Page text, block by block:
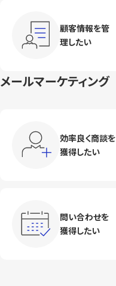
顧客情報を管
理したい
メールマーケティング
効率良く商談を
獲得したい
問い合わせを
獲得したい